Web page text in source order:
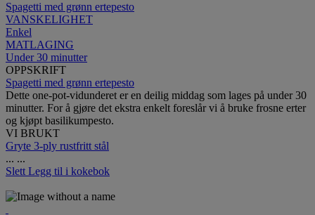
Spagetti med grønn ertepesto
VANSKELIGHET
Enkel
MATLAGING
Under 30 minutter
OPPSKRIFT
Spagetti med grønn ertepesto
Dette one-pot-vidunderet er en deilig middag som lages på under 30
minutter. For å gjøre det ekstra enkelt foreslår vi å bruke frosne erter
og kjøpt basilikumpesto.
VI BRUKT
Gryte 3-ply rustfritt stål
... ...
Slett Legg til i kokebok